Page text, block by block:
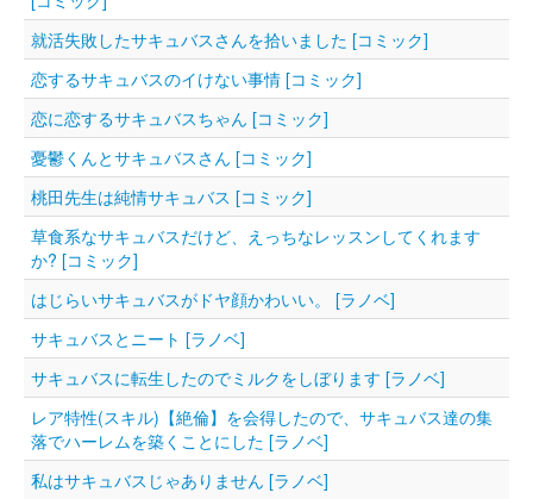
就活失敗したサキュバスさんを拾いました [コミック]
恋するサキュバスのイけない事情 [コミック]
恋に恋するサキュバスちゃん [コミック]
憂鬱くんとサキュバスさん [コミック]
桃田先生は純情サキュバス [コミック]
草食系なサキュバスだけど、えっちなレッスンしてくれます
か? [コミック]
はじらいサキュバスがドヤ顔かわいい。 [ラノベ]
サキュバスとニート [ラノベ]
サキュバスに転生したのでミルクをしぼります [ラノベ]
レア特性(スキル)【絶倫】を会得したので、サキュバス達の集
落でハーレムを築くことにした [ラノベ]
私はサキュバスじゃありません [ラノベ]